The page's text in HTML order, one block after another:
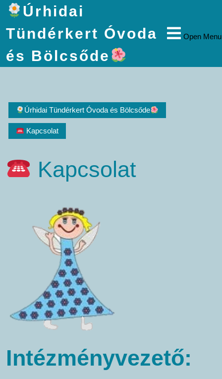
Úrhidai
Tündérkert Óvoda
és Bölcsőde
Open Menu
Úrhidai Tündérkert Óvoda és Bölcsőde
Kapcsolat
Kapcsolat
Intézményvezető: